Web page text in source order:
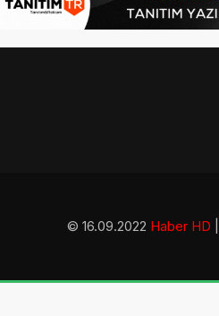
© 16.09.2022 Haber HD